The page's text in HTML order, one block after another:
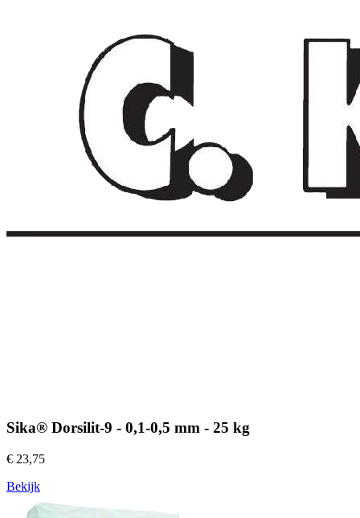
Sika® Dorsilit-9 - 0,1-0,5 mm - 25 kg
€ 23,75
Bekijk